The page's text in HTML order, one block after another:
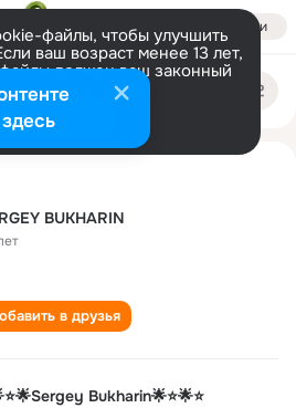
Войти
файлы, чтобы улучшить
ваш возраст менее 13 лет,
должен ваш законный
информации
Настроить
BUKHARIN
в друзья
Bukharin🌟⭐🌟⭐